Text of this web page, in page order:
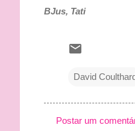
BJus, Tati
David
Postar um